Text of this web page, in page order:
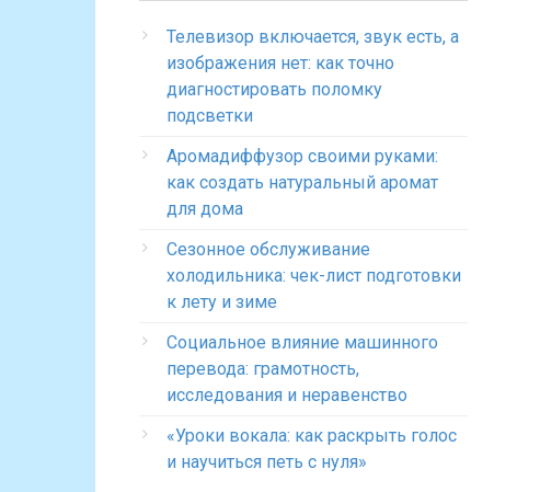
Телевизор включается, звук есть, а
изображения нет: как точно
диагностировать поломку
подсветки
Аромадиффузор своими руками:
как создать натуральный аромат
для дома
Сезонное обслуживание
холодильника: чек-лист подготовки
к лету и зиме
Социальное влияние машинного
перевода: грамотность,
исследования и неравенство
«Уроки вокала: как раскрыть голос
и научиться петь с нуля»